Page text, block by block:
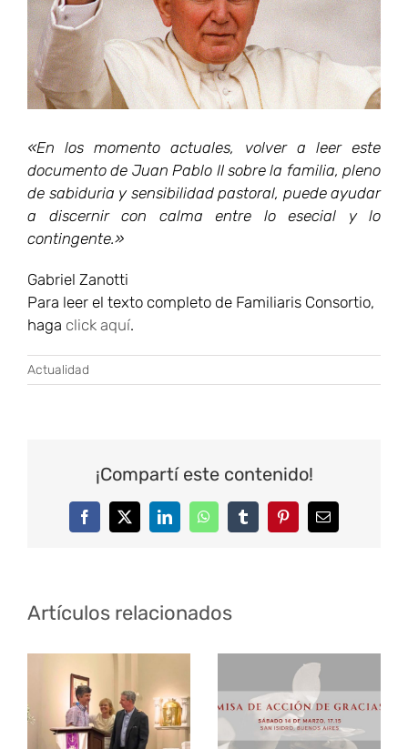
«En los momento actuales, volver a leer este
documento de Juan Pablo II sobre la familia, pleno
de sabiduria y sensibilidad pastoral, puede ayudar
a discernir con calma entre lo esecial y lo
contingente.»
Gabriel Zanotti
Para leer el texto completo de Familiaris Consortio,
haga click aquí.
Actualidad
¡Compartí este contenido!
FacebookTwitterLinkedInWhatsAppTumblrPinterestCorreo
electrónico
Artículos relacionados